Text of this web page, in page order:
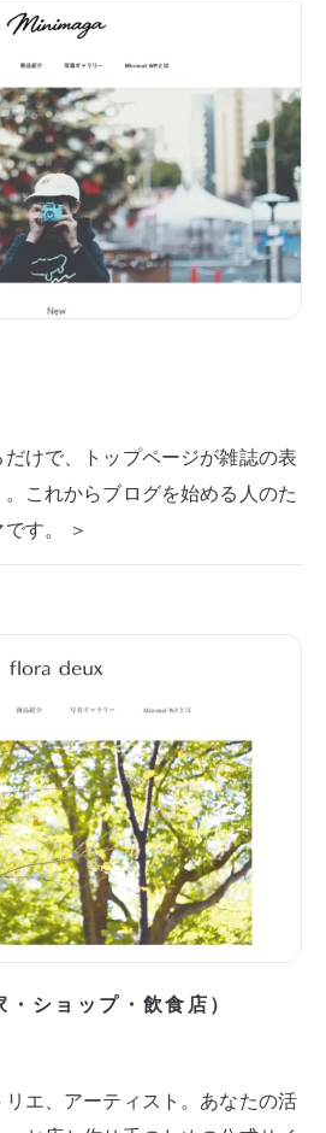
けで、トップページが雑誌の表
これからブログを始める人のた
す。 ＞
ショップ・飲食店）
エ、アーティスト。あなたの活